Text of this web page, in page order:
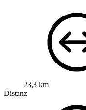
23,3 km
Distanz